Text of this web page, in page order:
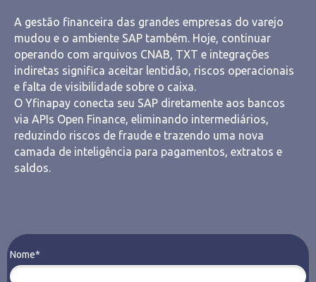
A gestão financeira das grandes empresas do varejo
mudou e o ambiente SAP também. Hoje, continuar
operando com arquivos CNAB, TXT e integrações
indiretas significa aceitar lentidão, riscos operacionais
e falta de visibilidade sobre o caixa.
O Yfinapay conecta seu SAP diretamente aos bancos
via APIs Open Finance, eliminando intermediários,
reduzindo riscos de fraude e trazendo uma nova
camada de inteligência para pagamentos, extratos e
saldos.
Nome*